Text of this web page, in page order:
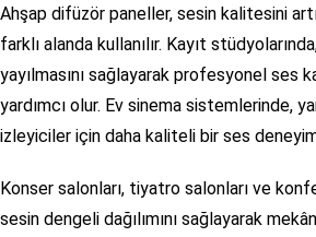
Ahşap difüzör paneller, sesin kalitesini
farklı alanda kullanılır. Kayıt
yayılmasını sağlayarak profesyonel ses
yardımcı olur. Ev sinema sistemlerinde,
izleyiciler için daha kaliteli bir ses
Konser salonları, tiyatro salonları ve
sesin dengeli dağılımını sağlayarak